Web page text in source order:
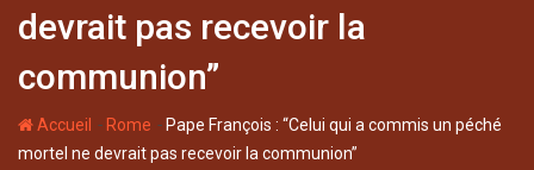
devrait pas recevoir la
communion”
Accueil - Rome - Pape François : “Celui qui a commis un péché
mortel ne devrait pas recevoir la communion”